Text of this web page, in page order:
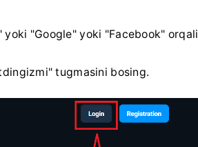
"Google" yoki "Facebook" orqali
tugmasini bosing.